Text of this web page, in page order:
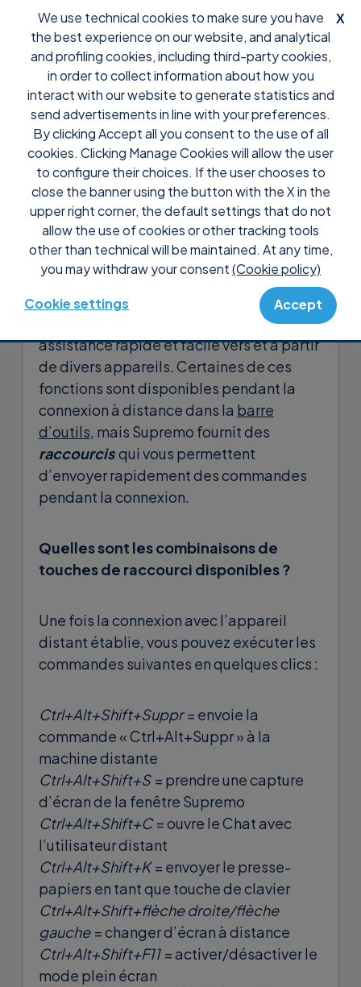
X
We use technical cookies to make sure you have
the best experience on our website, and analytical
and profiling cookies, including third-party cookies,
in order to collect information about how you
interact with our website to generate statistics and
send advertisements in line with your preferences.
By clicking Accept all you consent to the use of all
cookies. Clicking Manage Cookies will allow the user
to configure their choices. If the user chooses to
close the banner using the button with the X in the
upper right corner, the default settings that do not
allow the use of cookies or other tracking tools
other than technical will be maintained. At any time,
you may withdraw your consent(Cookie policy)
Cookie settings Accept
Support Tutoriaux
Comment utiliser certaines des
fonctionnalités de Supremo
par le biais de touches de
raccourci
Supremo offre un large éventail de
fonctionnalités qui vous permettent de
assistance rapide et facile vers et à partir
de divers appareils. Certaines de ces
fonctions sont disponibles pendant la
connexion à distance dans la barre
d’outils, mais Supremo fournit des
raccourcisqui vous permettent
d’envoyer rapidement des commandes
pendant la connexion.
Quelles sont les combinaisons de
touches de raccourci disponibles ?
Une fois la connexion avec l’appareil
distant établie, vous pouvez exécuter les
commandes suivantes en quelques clics :
Ctrl+Alt+Shift+Suppr= envoie la
commande « Ctrl+Alt+Suppr » à la
machine distante
Ctrl+Alt+Shift+S = prendre une capture
d’écran de la fenêtre Supremo
Ctrl+Alt+Shift+C= ouvre le Chat avec
l’utilisateur distant
Ctrl+Alt+Shift+K= envoyer le presse-
papiers en tant que touche de clavier
Ctrl+Alt+Shift+flèche droite/flèche
gauche = changer d’écran à distance
Ctrl+Alt+Shift+F11 = activer/désactiver le
mode plein écran